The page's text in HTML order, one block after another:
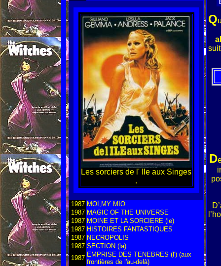
Les sorciers de l' Ile aux Singes
.
1987 MOI,MY MIO
1987 MAGIC OF THE UNIVERSE
1987 MOINE ET LA SORCIERE (le)
1987 HISTOIRES FANTASTIQUES
1987 NECROPOLIS
1987 SECTION (la)
1987 EMPRISE DES TENEBRES (l') (aux
frontières de l'au-delà)
Q
D